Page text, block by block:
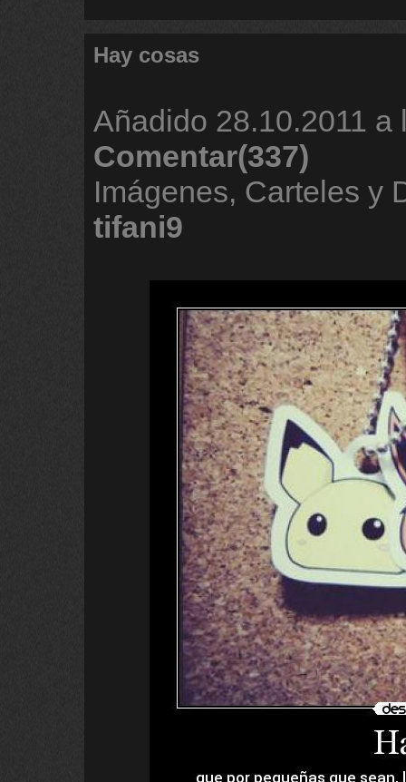
Hay cosas
Añadido 28.10.2011 a
Comentar(337)
Imágenes, Carteles y
tifani9